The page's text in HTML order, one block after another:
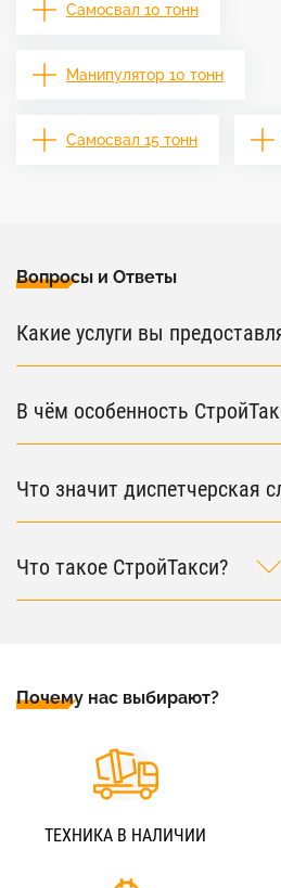
Самосвал 10 тонн
Манипулятор 10 тонн
Самосвал 15 тонн
Вопросы и Ответы
Какие услуги вы
В чём особенность
Что значит диспетчерская
Что такое СтройТакси?
Почему нас выбирают?
ТЕХНИКА В НАЛИЧИИ